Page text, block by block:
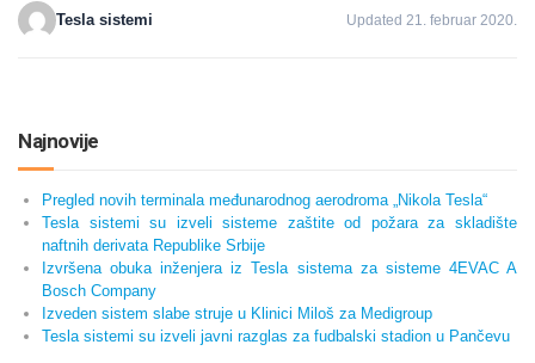
Tesla sistemi Updated 21. februar 2020.
Najnovije
Pregled novih terminala međunarodnog aerodroma „Nikola Tesla“
Tesla sistemi su izveli sisteme zaštite od požara za skladište
naftnih derivata Republike Srbije
Izvršena obuka inženjera iz Tesla sistema za sisteme 4EVAC A
Bosch Company
Izveden sistem slabe struje u Klinici Miloš za Medigroup
Tesla sistemi su izveli javni razglas za fudbalski stadion u Pančevu